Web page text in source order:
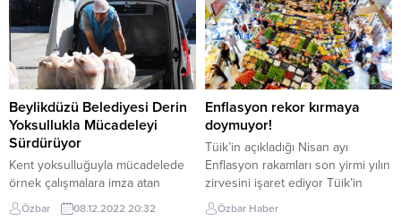
Tuzla Belediye Başkanı Dr. Şadi
Yazıcı ile birlikte çalışmaları
yerinde inceledi. Tuzla Belediyesi
ekipleri, İstanbul’da birkaç gündür
etkisini gösteren kar yağışı
müdahale etmeye yönelik hazırlık
çalışmalarını sürdürüyor. Kartal
Belediyesi Sivil Savunma
Uzmanlığı, ilçe genelinde afet ve
acil durum hazırlıklarını daha
Beylikdüzü Belediyesi Derin
Yoksullukla Mücadeleyi
Sürdürüyor
Kent yoksulluğuyla mücadelede
örnek çalışmalara imza atan
Beylikdüzü Belediyesi, sosyal
Özbar 08.12.2022 20:32
Enflasyon rekor kırmaya
doymuyor!
Tüik’in açıkladığı Nisan ayı
Enflasyon rakamları son yirmi yılın
zirvesini işaret ediyor Tüik’in
Ramazan Bayramı dolayısı ile geç
Özbar Haber